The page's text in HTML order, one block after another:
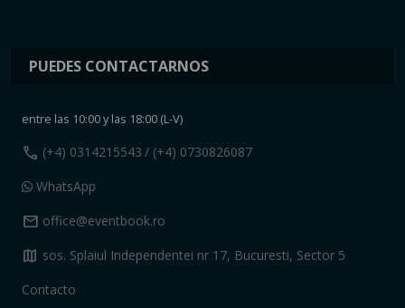
PUEDES CONTACTARNOS
entre las 10:00 y las 18:00 (L-V)
call (+4) 0314215543 / (+4) 0730826087
WhatsApp
mail office@eventbook.ro
map sos. Splaiul Independentei nr 17, Bucuresti, Sector 5
Contacto